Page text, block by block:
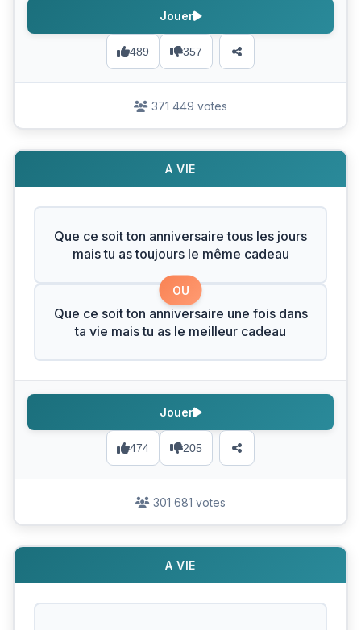
489 357
Jouer
371 449 votes
A VIE
Que ce soit ton anniversaire tous les jours
mais tu as toujours le même cadeau
OU
Que ce soit ton anniversaire une fois dans
ta vie mais tu as le meilleur cadeau
474 205
Jouer
301 681 votes
A VIE